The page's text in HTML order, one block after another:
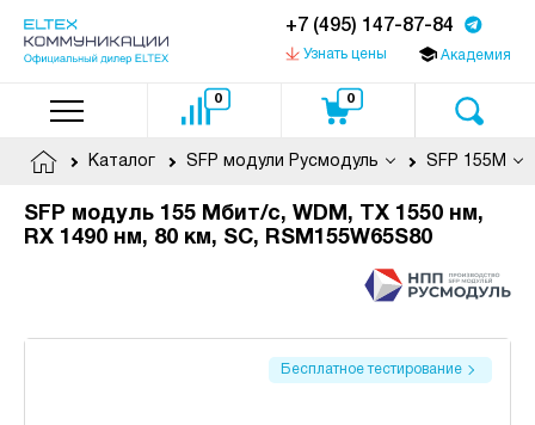
+7 (495) 147-87-84
Узнать цены Академия
0 0
Каталог SFP модули Русмодуль SFP 155M
SFP модуль 155 Мбит/с, WDM, TX 1550 нм,
RX 1490 нм, 80 км, SC, RSM155W65S80
Бесплатное тестирование